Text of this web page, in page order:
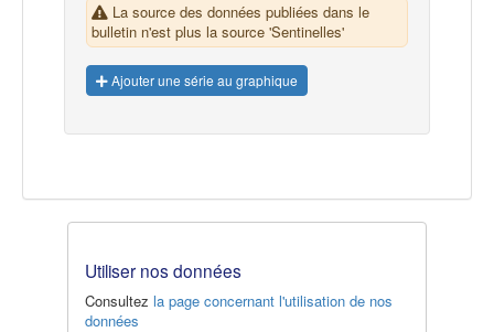
La source des données publiées dans le
bulletin n'est plus la source 'Sentinelles'
Ajouter une série au graphique
Utiliser nos données
Consultez la page concernant l'utilisation de nos
données